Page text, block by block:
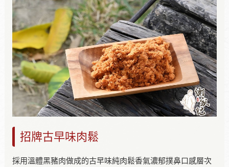
招牌古早味肉鬆
採用溫體黑豬肉做成的古早味純肉鬆香氣濃郁撲鼻口感層次